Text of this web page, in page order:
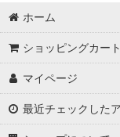
ホーム
ショッピングカート
マイページ
最近チェックした